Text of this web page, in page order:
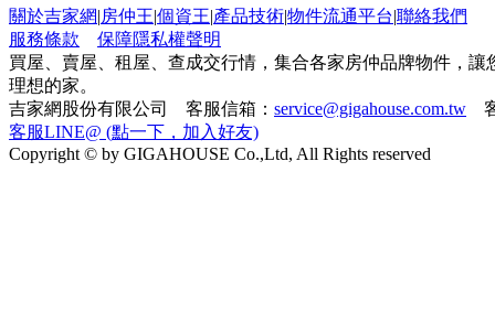
5號1
21世紀不動產楊梅加盟店 桃園市楊梅區新農街579號
21世紀不動產汎太台茂加盟店 桃園市蘆竹區南崁路一段87
號
太平洋房屋板橋文化加盟店 新北市板橋區文化路一段123號
21世紀不動產信義101加盟店 台北市信義區松仁路211號
關於吉家網|房仲王|個資王|產品技術|物件流通平台|聯絡我們
服務條款
保障隱私權聲明
買屋、賣屋、租屋、查成交行情，集合各家房仲品牌物件，
理想的家。
吉家網股份有限公司 客服信箱： service@gigahouse.com.tw
客服LINE@ (點一下，加入好友)
Copyright © by GIGAHOUSE Co.,Ltd, All Rights reserved